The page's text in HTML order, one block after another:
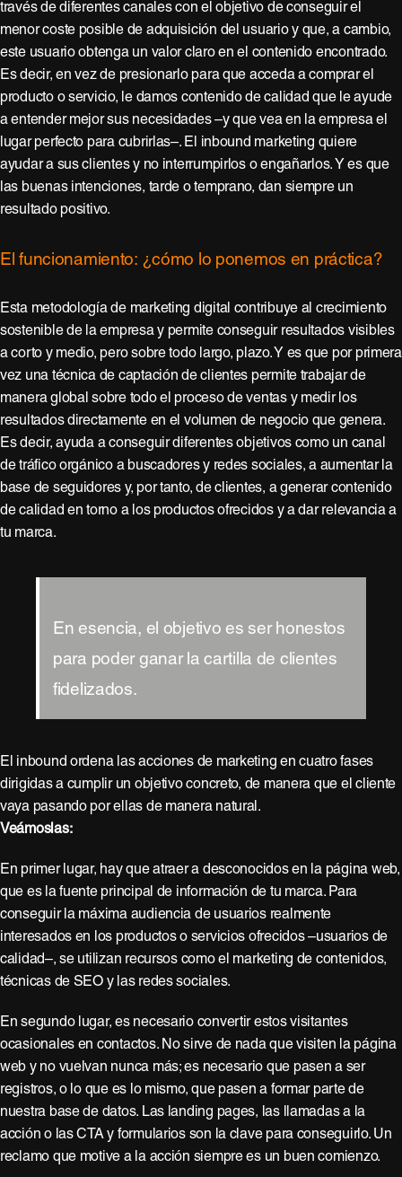
través de diferentes canales con el objetivo de conseguir el
menor coste posible de adquisición del usuario y que, a cambio,
este usuario obtenga un valor claro en el contenido encontrado.
Es decir, en vez de presionarlo para que acceda a comprar el
producto o servicio, le damos contenido de calidad que le ayude
a entender mejor sus necesidades –y que vea en la empresa el
lugar perfecto para cubrirlas–. El inbound marketing quiere
ayudar a sus clientes y no interrumpirlos o engañarlos. Y es que
las buenas intenciones, tarde o temprano, dan siempre un
resultado positivo.
El funcionamiento: ¿cómo lo ponemos en práctica?
Esta metodología de marketing digital contribuye al crecimiento
sostenible de la empresa y permite conseguir resultados visibles
a corto y medio, pero sobre todo largo, plazo. Y es que por primera
vez una técnica de captación de clientes permite trabajar de
manera global sobre todo el proceso de ventas y medir los
resultados directamente en el volumen de negocio que genera.
Es decir, ayuda a conseguir diferentes objetivos como un canal
de tráfico orgánico a buscadores y redes sociales, a aumentar la
base de seguidores y, por tanto, de clientes, a generar contenido
de calidad en torno a los productos ofrecidos y a dar relevancia a
tu marca.
En esencia, el objetivo es ser honestos
para poder ganar la cartilla de clientes
fidelizados.
El inbound ordena las acciones de marketing en cuatro fases
dirigidas a cumplir un objetivo concreto, de manera que el cliente
vaya pasando por ellas de manera natural.
Veámoslas:
En primer lugar, hay que atraer a desconocidos en la página web,
que es la fuente principal de información de tu marca. Para
conseguir la máxima audiencia de usuarios realmente
interesados en los productos o servicios ofrecidos –usuarios de
calidad–, se utilizan recursos como el marketing de contenidos,
técnicas de SEO y las redes sociales.
En segundo lugar, es necesario convertir estos visitantes
ocasionales en contactos. No sirve de nada que visiten la página
web y no vuelvan nunca más; es necesario que pasen a ser
registros, o lo que es lo mismo, que pasen a formar parte de
nuestra base de datos. Las landing pages, las llamadas a la
acción o las CTA y formularios son la clave para conseguirlo. Un
reclamo que motive a la acción siempre es un buen comienzo.